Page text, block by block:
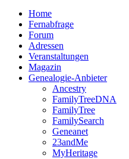
Home
Fernabfrage
Forum
Adressen
Veranstaltungen
Magazin
Genealogie-Anbieter
Ancestry
FamilyTreeDNA
FamilyTree
FamilySearch
Geneanet
23andMe
MyHeritage